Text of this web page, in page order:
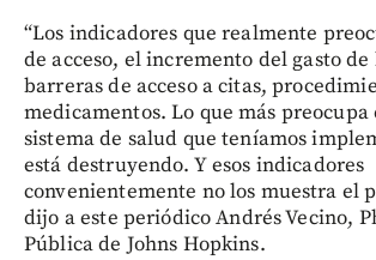
“Los indicadores que realmente
de acceso, el incremento del gasto
barreras de acceso a citas,
medicamentos. Lo que más preocupa
sistema de salud que teníamos
está destruyendo. Y esos indicadores
convenientemente no los muestra el
dijo a este periódico Andrés Vecino,
Pública de Johns Hopkins.